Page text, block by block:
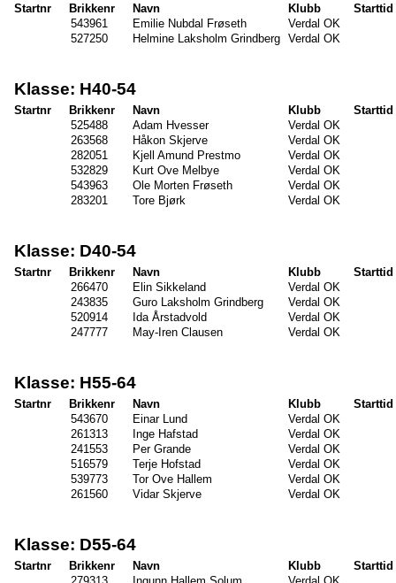
Startnr Brikkenr Navn Klubb
Starttid
543961
Emilie Nubdal Frøseth
Verdal OK
527250
Helmine Laksholm Grindberg Verdal OK
Klasse: H40-54
Startnr Brikkenr Navn Klubb
Starttid
525488
Adam Hvesser
Verdal OK
263568
Håkon Skjerve
Verdal OK
282051
Kjell Amund Prestmo
Verdal OK
532829
Kurt Ove Melbye
Verdal OK
543963
Ole Morten Frøseth
Verdal OK
283201
Tore Bjørk Verdal OK
Klasse: D40-54
Startnr Brikkenr Navn Klubb
Starttid
266470
Elin Sikkeland
Verdal OK
243835
Guro Laksholm Grindberg
Verdal OK
520914
Ida Årstadvold
Verdal OK
247777
May-Iren Clausen Verdal OK
Klasse: H55-64
Startnr Brikkenr Navn Klubb
Starttid
543670
Einar Lund
Verdal OK
261313
Inge Hafstad
Verdal OK
241553
Per Grande
Verdal OK
516579
Terje Hofstad
Verdal OK
539773
Tor Ove Hallem
Verdal OK
261560
Vidar Skjerve Verdal OK
Klasse: D55-64
Startnr Brikkenr Navn Klubb
Starttid